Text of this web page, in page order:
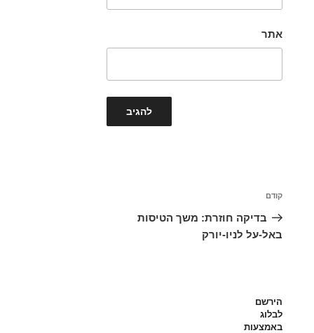
אתר
הפוסט
הקודם
קודם
בדיקה חוזרת: משך הטיסות
באל-על לניו-יורק
הירשם
לבלוג
באמצעות